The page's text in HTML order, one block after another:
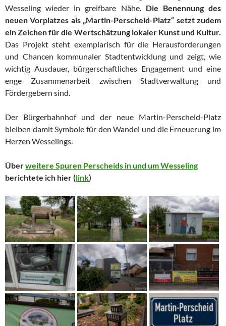
Wesseling wieder in greifbare Nähe. Die Benennung des
neuen Vorplatzes als „Martin-Perscheid-Platz“ setzt zudem
ein Zeichen für die Wertschätzung lokaler Kunst und Kultur.
Das Projekt steht exemplarisch für die Herausforderungen
und Chancen kommunaler Stadtentwicklung und zeigt, wie
wichtig Ausdauer, bürgerschaftliches Engagement und eine
enge Zusammenarbeit zwischen Stadtverwaltung und
Fördergebern sind.
Der Bürgerbahnhof und der neue Martin-Perscheid-Platz
bleiben damit Symbole für den Wandel und die Erneuerung im
Herzen Wesselings.
Überweitere Spuren Perscheids in und um Wesseling
berichtete ich hier (link)